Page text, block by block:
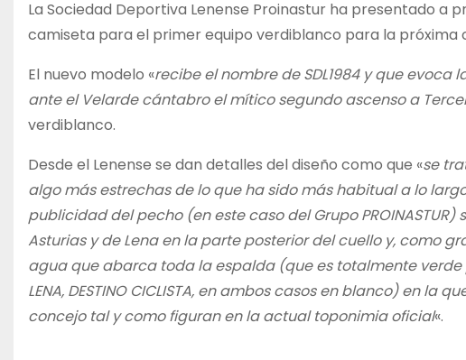
La Sociedad Deportiva Lenense Proinastur ha presentado a
camiseta para el primer equipo verdiblanco para la próxima
El nuevo modelo «recibe el nombre de SDL1984 y que
ante el Velarde cántabro el mítico segundo ascenso a
verdiblanco.
Desde el Lenense se dan detalles del diseño como que «se
algo más estrechas de lo que ha sido más habitual a lo
publicidad del pecho (en este caso del Grupo
Asturias y de Lena en la parte posterior del cuello y, como
agua que abarca toda la espalda (que es totalmente
LENA, DESTINO CICLISTA, en ambos casos en blanco) en
concejo tal y como figuran en la actual toponimia oficial«.